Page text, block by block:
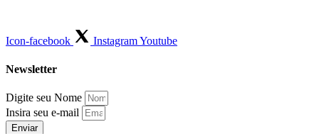
Icon-facebook InstagramYoutube
Newsletter
Digite seu Nome
Insira seu e-mail
Enviar